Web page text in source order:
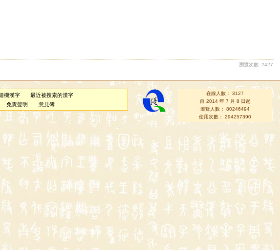
瀏覽次數: 2427
機漢字
最近被搜索的漢字
免責聲明 意見簿
在線人數： 3127
自 2014 年 7 月 8 日起
瀏覽人數： 80246494
使用次數： 294257390